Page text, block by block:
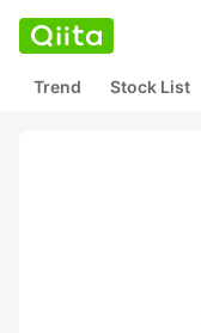
Trend Stock List